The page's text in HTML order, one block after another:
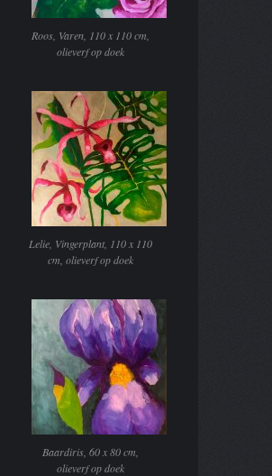
Roos, Varen, 110 x 110 cm,
olieverf op doek
Lelie, Vingerplant, 110 x 110
cm, olieverf op doek
Baardiris, 60 x 80 cm,
olieverf op doek